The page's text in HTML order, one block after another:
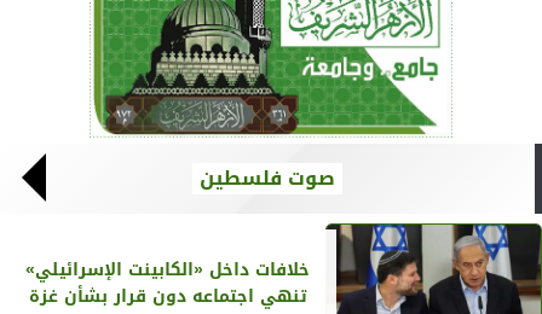
صوت فلسطين
خلافات داخل «الكابينت الإسرائيلي»
تنهي اجتماعه دون قرار بشأن غزة